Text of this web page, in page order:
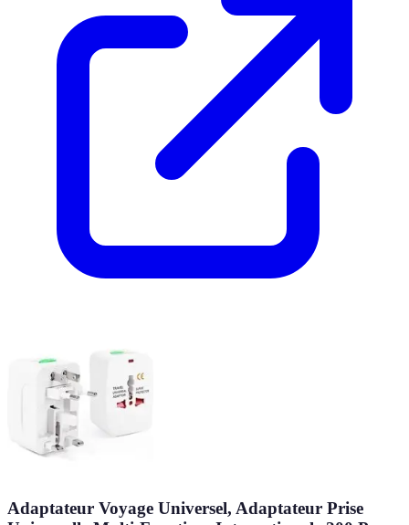
Adaptateur Voyage Universel, Adaptateur Prise